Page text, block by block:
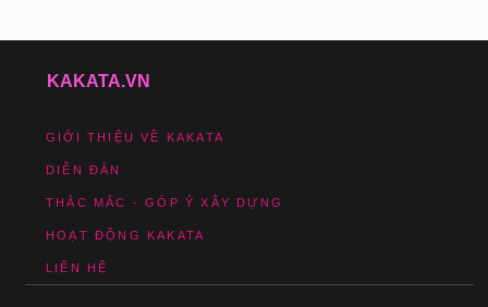
KAKATA.VN
GIỚI THIỆU VỀ KAKATA
DIỄN ĐÀN
THẮC MẮC - GÓP Ý XÂY DỰNG
HOẠT ĐỘNG KAKATA
LIÊN HỆ